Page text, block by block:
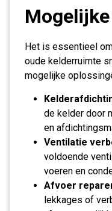
Het is essentieel
oude kelderruimte
mogelijke
de kelder door
en
Ventilatie
voldoende
voeren en
Afvoer
lekkages of